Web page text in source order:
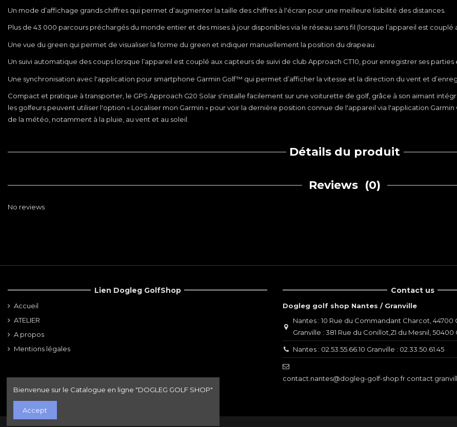
Un mode d’affichage grands chiffres qui permet d’augmenter la taille des chiffres à l'écran pour une meilleure lisibilité des distances.
Plus de 43 000 parcours préchargés du monde entier et des mises à jour disponibles via le réseau sans fil (lorsque l’appareil est
Une vue du green qui permet de visualiser la forme du green et indiquer manuellement la position du drapeau.
Un suivi automatique des coups lorsque l’appareil est couplé aux capteurs de suivi de club Approach CT10, pour enregistrer ses
Une synchronisation avec l'application pour smartphone Garmin Golf™ qui permet d’afficher la vitesse et la direction du vent et
Compact et pratique à transporter, le GPS Approach G20 Solar s'installe facilement sur une voiturette de golf, grâce à son aimant
les golfeurs peuvent utiliser l'option « Localiser mon Garmin » pour voir la dernière position connue de l'appareil via l'application
de la météo, notamment à la pluie, au vent et au soleil.
Détails du produit
Reviews (0)
No reviews
Lien Dogleg GolfShop
Accueil
ATELIER
A propos
Mentions légales
Contact us
Dogleg golf shop Nantes / Granville
Nantes : 10 Rue du Commandant Charcot, 44700
Granville : 381 Rue du Conillot,ZI du Mesnil, 50400
Nantes : 02.53.55.66.10 Granville : 02.33.50.61.45
contact.nantes@dogleg-golf-shop.fr
Bienvenue sur le Catalogue en ligne "DOGLEG GOLF SHOP"
Accept